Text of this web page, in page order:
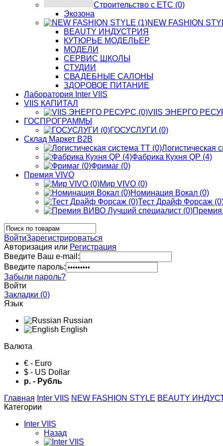
Строительство с ЕТС (0)
Экозона
NEW FASHION
BЕАUTY ИНДУСТРИЯ
КУТЮРЬЕ МОДЕЛЬЕР
МОДЕЛИ
СЕРВИС ШКОЛЫ
СТУДИИ
СВАДЕБНЫЕ САЛОНЫ
ЗДОРОВОЕ ПИТАНИЕ
Лаборатория Inter VIIS
VIIS КАПИТАЛ
VIIS ЭНЕРГО
ГОСПРОГРАММЫ
ГОСУСЛУГИ (0)
Склад Маркет В2В
Логистическая
Фабрика Кухня QP (4)
Фримаг (0)
Премия VIVO
Мир VIVO (0)
Номинация Вокал (0)
Тест Драйф Форсаж
ВойтиЗарегистрироваться
Авторизация или Регистрация
Введите Ваш e-mail:
Введите пароль:
Забыли пароль?
Войти
Закладки (0)
Язык
Russian
English
Валюта
€ - Euro
$ - US Dollar
р. - Рубль
Главная Inter VIIS NEW FASHION STYLE BЕАUTY
Категории
Inter VIIS
Назад